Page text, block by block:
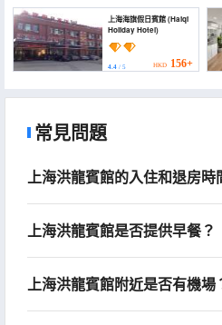
上海海旗假日賓館 (Haiqi
Holiday Hotel)
4.4 / 5 HKD 156+
常見問題
上海洪龍賓館的入住和退房時
上海洪龍賓館是否提供早餐？
上海洪龍賓館附近是否有機場